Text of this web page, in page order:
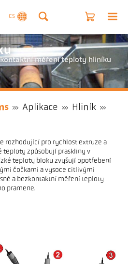
CS
měření teploty hliníku
Aplikace
Hliník
rozhodující pro rychlost extruze a
teploty způsobují praskliny v
teploty bloku zvyšují opotřebení
čočkami a vysoce citlivými
a bezkontaktní měření teploty
pramene.